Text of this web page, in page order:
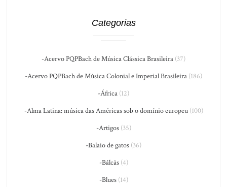
Categorias
-Acervo PQPBach de Música Clássica Brasileira (37)
-Acervo PQPBach de Música Colonial e Imperial Brasileira (186)
-África (12)
-Alma Latina: música das Américas sob o domínio europeu(100)
-Artigos(35)
-Balaio de gatos (36)
-Bálcãs(4)
-Blues(14)